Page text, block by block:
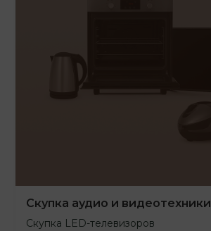
Скупка аудио и видеотехники
Скупка LED-телевизоров